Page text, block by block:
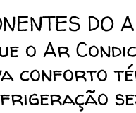
DO
o Ar
conforto